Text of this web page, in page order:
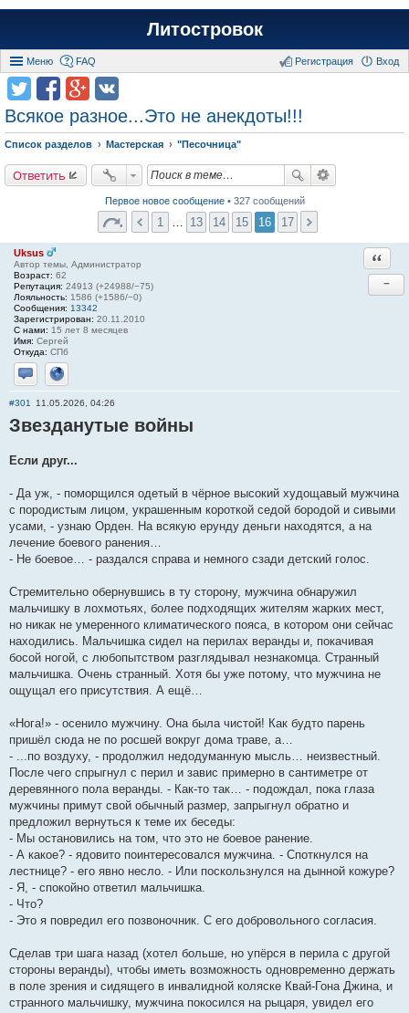
Литостровок
Меню FAQ Вход
Регистрация
Всякое разное...Это не анекдоты!!!
Список разделов Мастерская "Песочница"
Ответить
Первое новое сообщение• 327 сообщений
1 13 14 15 16 17
Uksus
Автор темы, Администратор
Возраст: 62
Репутация: 24913 (+24988/−75)
Лояльность: 1586 (+1586/−0)
Сообщения: 13342
Зарегистрирован: 20.11.2010
С нами: 15 лет 8 месяцев
Имя: Сергей
Откуда: СПб
Отправить личное сообщение
Сайт
−
#301 11.05.2026, 04:26
Звезданутые войны
Если друг...
- Да уж, - поморщился одетый в чёрное высокий худощавый мужчина
с породистым лицом, украшенным короткой седой бородой и сивыми
усами, - узнаю Орден. На всякую ерунду деньги находятся, а на
лечение боевого ранения…
- Не боевое… - раздался справа и немного сзади детский голос.
Стремительно обернувшись в ту сторону, мужчина обнаружил
мальчишку в лохмотьях, более подходящих жителям жарких мест,
но никак не умеренного климатического пояса, в котором они сейчас
находились. Мальчишка сидел на перилах веранды и, покачивая
босой ногой, с любопытством разглядывал незнакомца. Странный
мальчишка. Очень странный. Хотя бы уже потому, что мужчина не
ощущал его присутствия. А ещё…
«Нога!» - осенило мужчину. Она была чистой! Как будто парень
пришёл сюда не по росшей вокруг дома траве, а…
- ...по воздуху, - продолжил недодуманную мысль… неизвестный.
После чего спрыгнул с перил и завис примерно в сантиметре от
деревянного пола веранды. - Как-то так… - подождал, пока глаза
мужчины примут свой обычный размер, запрыгнул обратно и
предложил вернуться к теме их беседы:
- Мы остановились на том, что это не боевое ранение.
- А какое? - ядовито поинтересовался мужчина. - Споткнулся на
лестнице? - его явно несло. - Или поскользнулся на дынной кожуре?
- Я, - спокойно ответил мальчишка.
- Что?
- Это я повредил его позвоночник. С его добровольного согласия.
Сделав три шага назад (хотел больше, но упёрся в перила с другой
стороны веранды), чтобы иметь возможность одновременно держать
в поле зрения и сидящего в инвалидной коляске Квай-Гона Джина, и
странного мальчишку, мужчина покосился на рыцаря, увидел его